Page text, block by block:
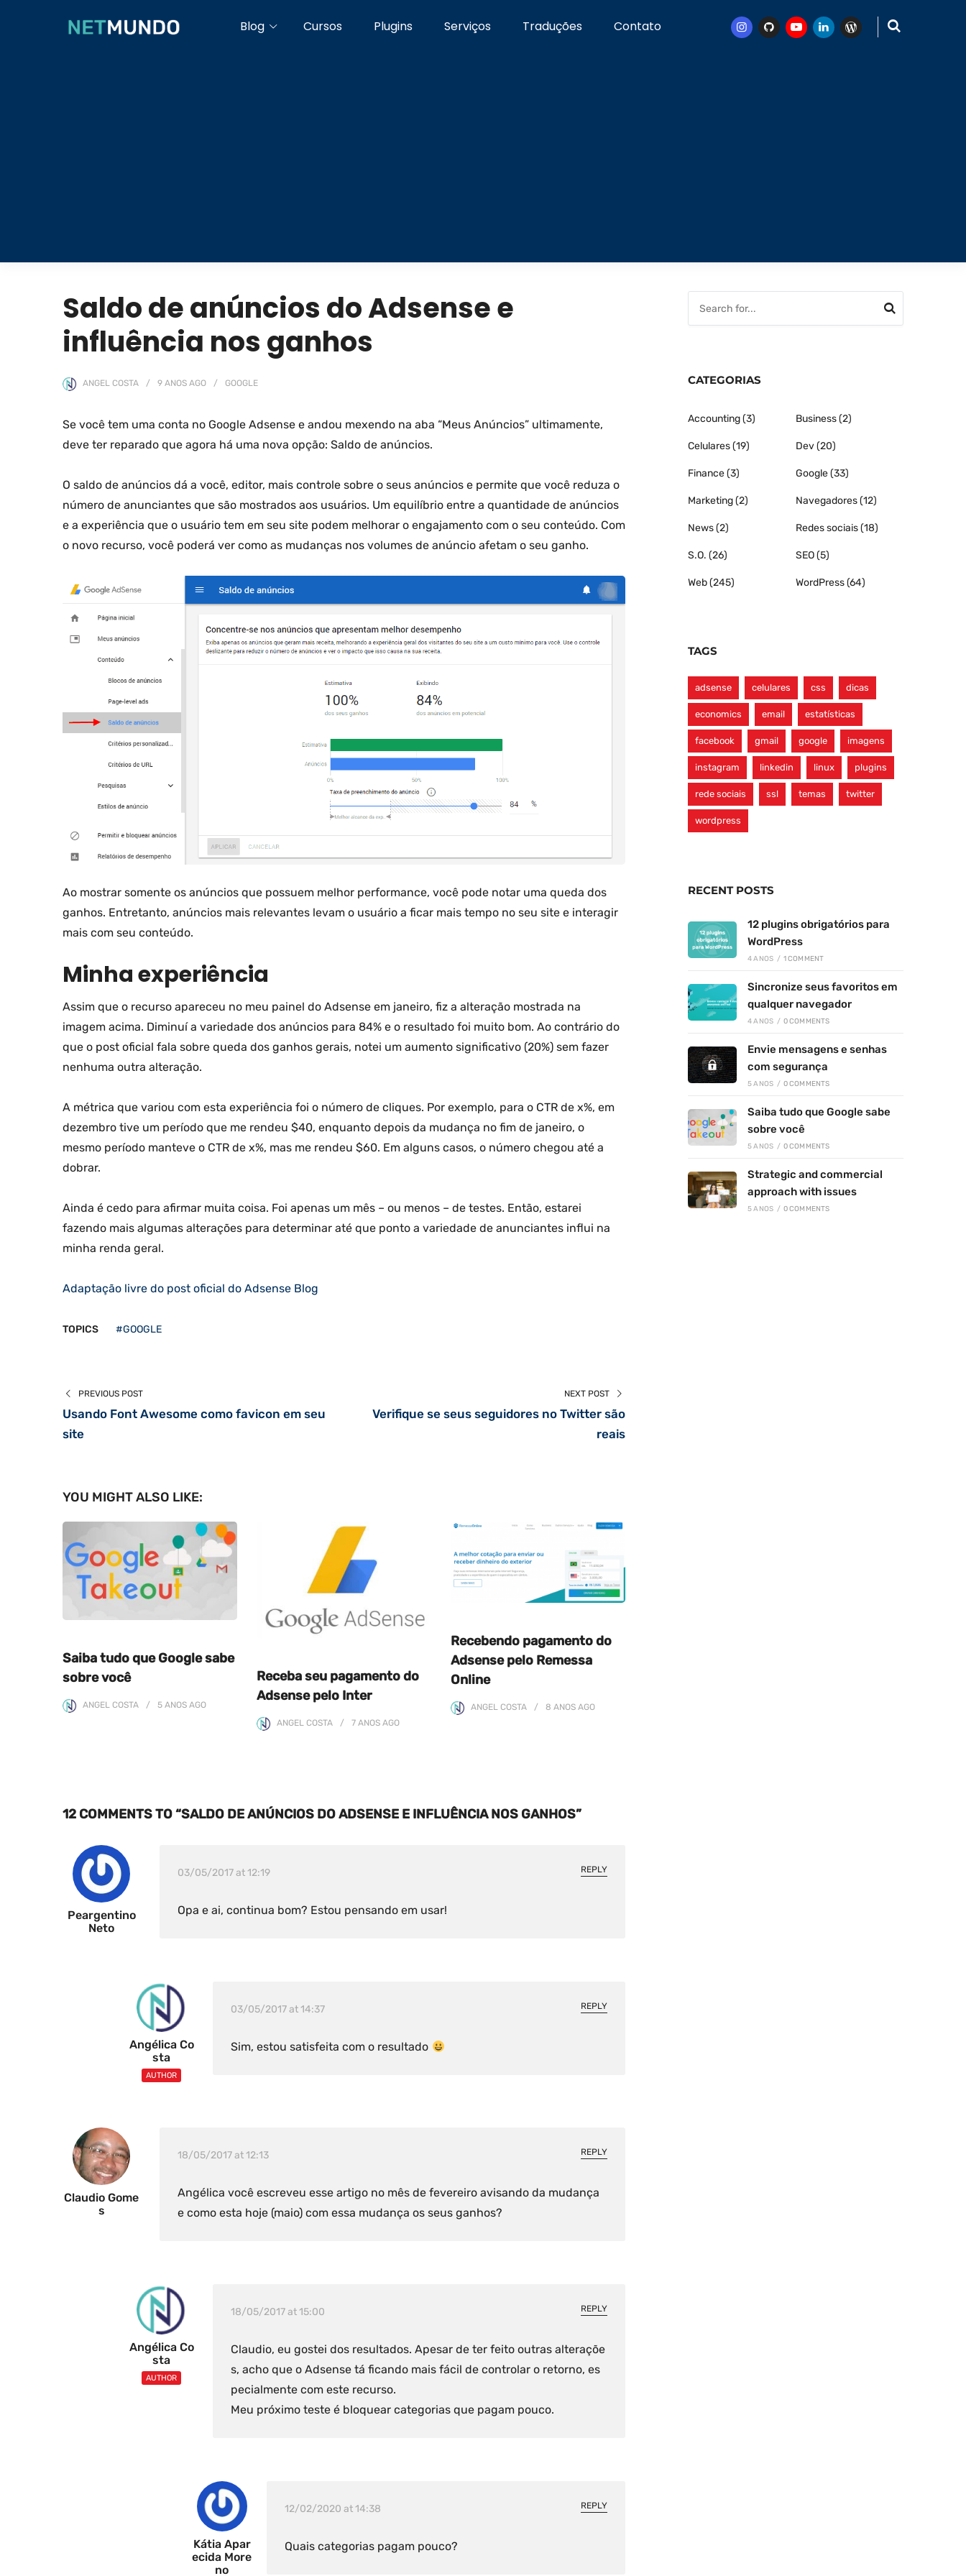
Blog Cursos Plugins Serviços Traduções Contato Instagram
GithubYoutubeLinkedinWordPress
Saldo de anúncios do Adsense e
influência nos ganhos
ANGEL COSTA 9 ANOS AGO GOOGLE
Se você tem uma conta no Google Adsense e andou mexendo na aba “Meus Anúncios” ultimamente,
deve ter reparado que agora há uma nova opção: Saldo de anúncios.
O saldo de anúncios dá a você, editor, mais controle sobre o seus anúncios e permite que você reduza o
número de anunciantes que são mostrados aos usuários. Um equilíbrio entre a quantidade de anúncios
e a experiência que o usuário tem em seu site podem melhorar o engajamento com o seu conteúdo. Com
o novo recurso, você poderá ver como as mudanças nos volumes de anúncio afetam o seu ganho.
Ao mostrar somente os anúncios que possuem melhor performance, você pode notar uma queda dos
ganhos. Entretanto, anúncios mais relevantes levam o usuário a ficar mais tempo no seu site e interagir
mais com seu conteúdo.
Minha experiência
Assim que o recurso apareceu no meu painel do Adsense em janeiro, fiz a alteração mostrada na
imagem acima. Diminuí a variedade dos anúncios para 84% e o resultado foi muito bom. Ao contrário do
que o post oficial fala sobre queda dos ganhos gerais, notei um aumento significativo (20%) sem fazer
nenhuma outra alteração.
A métrica que variou com esta experiência foi o número de cliques. Por exemplo, para o CTR de x%, em
dezembro tive um período que me rendeu $40, enquanto depois da mudança no fim de janeiro, o
mesmo período manteve o CTR de x%, mas me rendeu $60. Em alguns casos, o número chegou até a
dobrar.
Ainda é cedo para afirmar muita coisa. Foi apenas um mês – ou menos – de testes. Então, estarei
fazendo mais algumas alterações para determinar até que ponto a variedade de anunciantes influi na
minha renda geral.
Adaptação livre do post oficial do Adsense Blog
TOPICS #GOOGLE
PREVIOUS POST
Usando Font Awesome como favicon em seu
site
NEXT POST
Verifique se seus seguidores no Twitter são
reais
YOU MIGHT ALSO LIKE:
Saiba tudo que Google sabe
sobre você
ANGEL COSTA 5 ANOS AGO
Receba seu pagamento do
Adsense pelo Inter
ANGEL COSTA 7 ANOS AGO
Recebendo pagamento do
Adsense pelo Remessa
Online
ANGEL COSTA 8 ANOS AGO
12 COMMENTS TO “SALDO DE ANÚNCIOS DO ADSENSE E INFLUÊNCIA NOS GANHOS”
Peargentino
Neto
03/05/2017 at 12:19
Opa e ai, continua bom? Estou pensando em usar!
REPLY
Angélica Co
Sta
AUTHOR
03/05/2017 at 14:37
Sim, estou satisfeita com o resultado
REPLY
Claudio Gome
S
18/05/2017 at 12:13
Angélica você escreveu esse artigo no mês de fevereiro avisando da mudança
e como esta hoje (maio) com essa mudança os seus ganhos?
REPLY
Angélica Co
Sta
AUTHOR
18/05/2017 at 15:00
Claudio, eu gostei dos resultados. Apesar de ter feito outras alteraçõe
s, acho que o Adsense tá ficando mais fácil de controlar o retorno, es
pecialmente com este recurso.
Meu próximo teste é bloquear categorias que pagam pouco.
REPLY
Kátia Apar
Ecida More
No
12/02/2020 at 14:38
Quais categorias pagam pouco?
REPLY
CATEGORIAS
Accounting(3) Business(2)
Celulares(19) Dev(20)
Finance(3) Google(33)
Marketing(2) Navegadores(12)
News(2) Redes sociais(18)
S.O. (26) SEO(5)
Web(245) WordPress(64)
TAGS
adsense celulares css dicas
economics email estatísticas
facebook gmail google imagens
instagram linkedin linux plugins
rede sociais ssl temas twitter
wordpress
RECENT POSTS
12 plugins obrigatórios para
WordPress
4 ANOS / 1 COMMENT
Sincronize seus favoritos em
qualquer navegador
4 ANOS / 0 COMMENTS
Envie mensagens e senhas
com segurança
5 ANOS / 0 COMMENTS
Saiba tudo que Google sabe
sobre você
5 ANOS / 0 COMMENTS
Strategic and commercial
approach with issues
5 ANOS / 0 COMMENTS